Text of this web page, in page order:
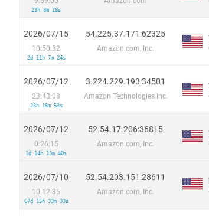
23h 8m 28s
2026/07/15
10:50:32
2d 11h 7m 24s
54.225.37.171:62325
Amazon.com, Inc.
2026/07/12
23:43:08
23h 16m 53s
3.224.229.193:34501
Amazon Technologies Inc.
2026/07/12
0:26:15
1d 14h 13m 40s
52.54.17.206:36815
Amazon.com, Inc.
2026/07/10
10:12:35
67d 15h 33m 33s
52.54.203.151:28611
Amazon.com, Inc.